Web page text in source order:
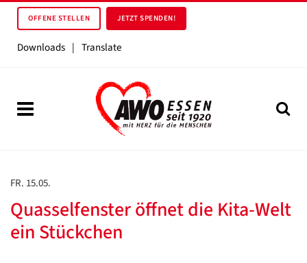
OFFENE STELLEN JETZT SPENDEN!
Downloads | Translate
FR. 15.05.
Quasselfenster öffnet die Kita-Welt
ein Stückchen